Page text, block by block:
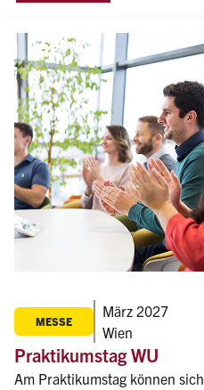
MESSE
März 2027
Wien
Praktikumstag WU
Am Praktikumstag können sich